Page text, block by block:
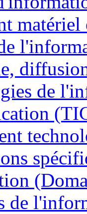
matériel
de
de